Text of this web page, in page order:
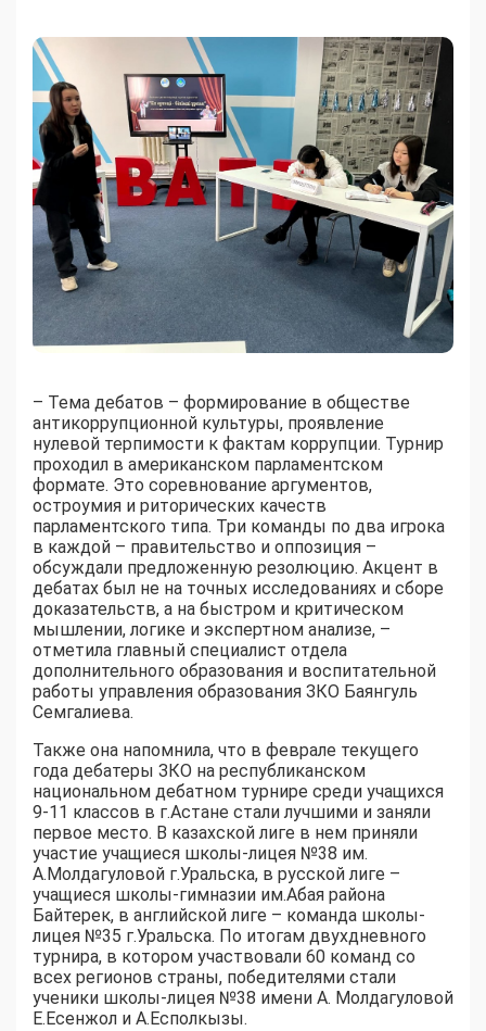
– Тема дебатов – формирование в обществе
антикоррупционной культуры, проявление
нулевой терпимости к фактам коррупции. Турнир
проходил в американском парламентском
формате. Это соревнование аргументов,
остроумия и риторических качеств
парламентского типа. Три команды по два игрока
в каждой – правительство и оппозиция –
обсуждали предложенную резолюцию. Акцент в
дебатах был не на точных исследованиях и сборе
доказательств, а на быстром и критическом
мышлении, логике и экспертном анализе, –
отметила главный специалист отдела
дополнительного образования и воспитательной
работы управления образования ЗКО Баянгуль
Семгалиева.
Также она напомнила, что в феврале текущего
года дебатеры ЗКО на республиканском
национальном дебатном турнире среди учащихся
9-11 классов в г.Астане стали лучшими и заняли
первое место. В казахской лиге в нем приняли
участие учащиеся школы-лицея №38 им.
А.Молдагуловой г.Уральска, в русской лиге –
учащиеся школы-гимназии им.Абая района
Байтерек, в английской лиге – команда школы-
лицея №35 г.Уральска. По итогам двухдневного
турнира, в котором участвовали 60 команд со
всех регионов страны, победителями стали
ученики школы-лицея №38 имени А. Молдагуловой
Е.Есенжол и А.Есполкызы.